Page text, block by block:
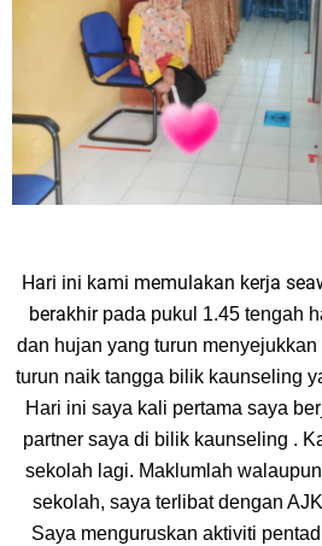
Hari ini kami memulakan kerja
berakhir pada pukul 1.45 tengah
dan hujan yang turun
turun naik tangga bilik kaunseling
Hari ini saya kali pertama saya
partner saya di bilik kaunseling .
sekolah lagi. Maklumlah walau
sekolah, saya terlibat dengan AJK
Saya menguruskan aktiviti